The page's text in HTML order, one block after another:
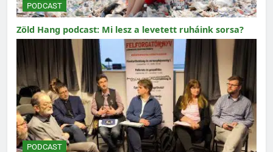
PODCAST
Zöld Hang podcast: Mi lesz a levetett ruháink sorsa?
PODCAST